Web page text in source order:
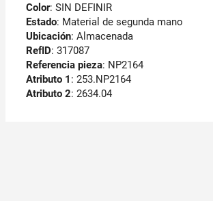
Color: SIN DEFINIR
Estado: Material de segunda mano
Ubicación: Almacenada
RefID: 317087
Referencia pieza: NP2164
Atributo 1 : 253.NP2164
Atributo 2: 2634.04